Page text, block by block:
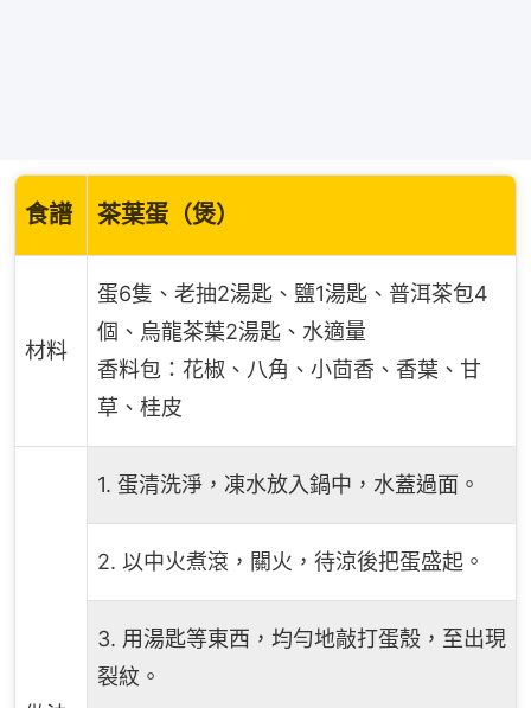
食譜 茶葉蛋（煲）
材料
蛋6隻、老抽2湯匙、鹽1湯匙、普洱茶包4
個、烏龍茶葉2湯匙、水適量
香料包：花椒、八角、小茴香、香葉、甘
草、桂皮
1. 蛋清洗淨，凍水放入鍋中，水蓋過面。
2. 以中火煮滾，關火，待涼後把蛋盛起。
3. 用湯匙等東西，均勻地敲打蛋殼，至出現
裂紋。